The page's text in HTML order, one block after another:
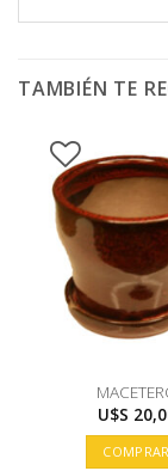
TAMBIÉN TE
U$S
COMPRAR